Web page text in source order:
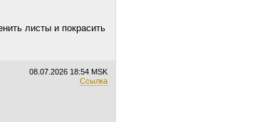
листы и покрасить
08.07.2026 18:54 MSK
Ссылка